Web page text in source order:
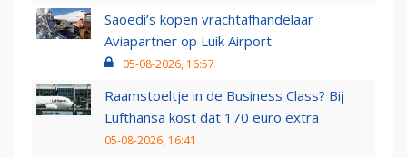
Saoedi’s kopen vrachtafhandelaar
Aviapartner op Luik Airport
05-08-2026, 16:57
Raamstoeltje in de Business Class? Bij
Lufthansa kost dat 170 euro extra
05-08-2026, 16:41